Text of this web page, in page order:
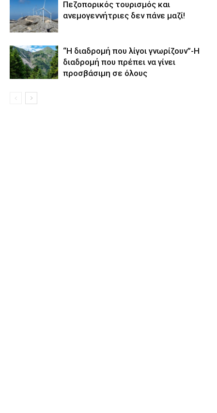
Πεζοπορικός τουρισμός και
ανεμογεννήτριες δεν πάνε μαζί!
“H διαδρομή που λίγοι γνωρίζουν”-Η
διαδρομή που πρέπει να γίνει
προσβάσιμη σε όλους